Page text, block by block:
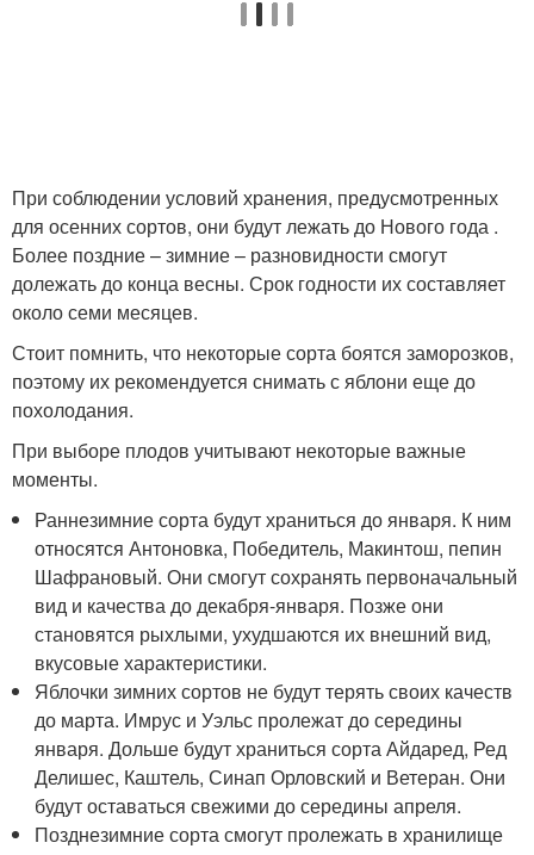
При соблюдении условий хранения, предусмотренных
для осенних сортов, они будут лежать до Нового года .
Более поздние – зимние – разновидности смогут
долежать до конца весны. Срок годности их составляет
около семи месяцев.
Стоит помнить, что некоторые сорта боятся заморозков,
поэтому их рекомендуется снимать с яблони еще до
похолодания.
При выборе плодов учитывают некоторые важные
моменты.
Раннезимние сорта будут храниться до января. К ним
относятся Антоновка, Победитель, Макинтош, пепин
Шафрановый. Они смогут сохранять первоначальный
вид и качества до декабря-января. Позже они
становятся рыхлыми, ухудшаются их внешний вид,
вкусовые характеристики.
Яблочки зимних сортов не будут терять своих качеств
до марта. Имрус и Уэльс пролежат до середины
января. Дольше будут храниться сорта Айдаред, Ред
Делишес, Каштель, Синап Орловский и Ветеран. Они
будут оставаться свежими до середины апреля.
Позднезимние сорта смогут пролежать в хранилище